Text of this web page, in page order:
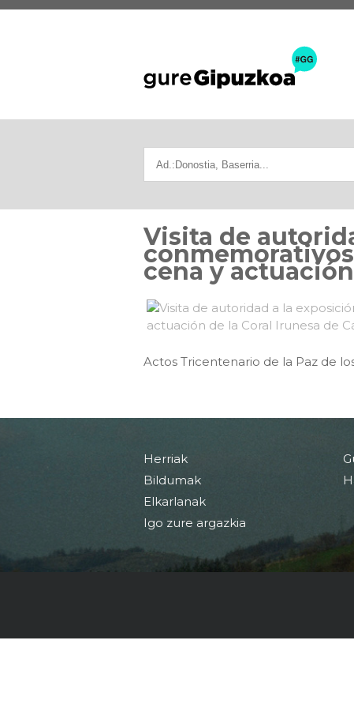
Visita de
cena y
Actos Tricentenario de la Paz de
Herriak
Bildumak
Elkarlanak
Igo zure argazkia